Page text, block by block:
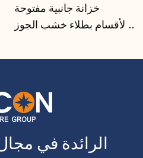
خزانة جانبية مفتوحة
الأقسام بطلاء خشب الجوز |
الرائدة في